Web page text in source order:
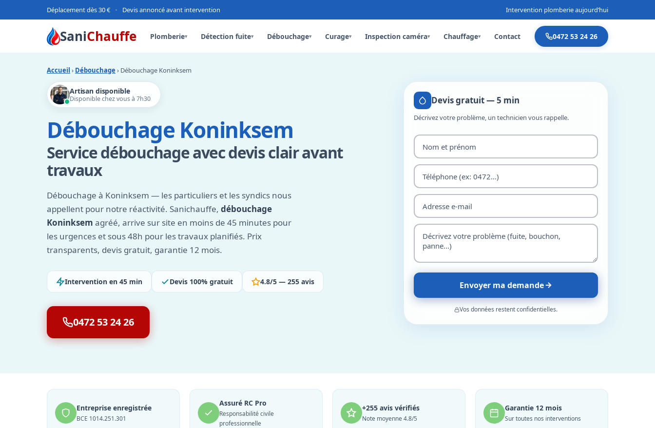
Déplacement dès 30 € • Devis annoncé avant intervention Intervention plomberie aujourd’hui
SaniChauffe Plomberie▾ Détection fuite▾ Débouchage▾ Curage▾ Inspection caméra▾ Chauffage▾ Contact 0472 53 24 26
Accueil › Débouchage › Débouchage Koninksem
Artisan disponible
Disponible chez vous à 7h30
Débouchage Koninksem
Service débouchage avec devis clair avant
travaux
Débouchage à Koninksem — les particuliers et les syndics nous
appellent pour notre réactivité. Sanichauffe, débouchage
Koninksem agréé, arrive sur site en moins de 45 minutes pour
les urgences et sous 48h pour les travaux planifiés. Prix
transparents, devis gratuit, garantie 12 mois.
Intervention en 45 min Devis 100% gratuit 4.8/5 — 255 avis
0472 53 24 26
Devis gratuit — 5 min
Décrivez votre problème, un technicien vous rappelle.
Envoyer ma demande
Vos données restent confidentielles.
Entreprise enregistrée
BCE 1014.251.301
Assuré RC Pro
Responsabilité civile
professionnelle
+255 avis vérifiés
Note moyenne 4.8/5
Garantie 12 mois
Sur toutes nos interventions